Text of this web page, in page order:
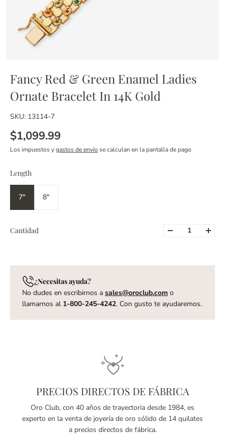
Fancy Red & Green Enamel Ladies
Ornate Bracelet In 14K Gold
SKU: 13114-7
$1,099.99
Los impuestos ygastos de envío se calculan en la pantalla de pago
Length
7" 8"
Cantidad
¿Necesitas ayuda?
No dudes en escribirnos a sales@oroclub.com o
llamarnos al 1-800-245-4242. Con gusto te ayudaremos.
PRECIOS DIRECTOS DE FÁBRICA
Oro Club, con 40 años de trayectoria desde 1984, es
experto en la venta de joyería de oro sólido de 14 quilates
a precios directos de fábrica.